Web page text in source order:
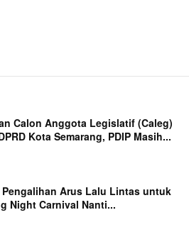
Calon Anggota Legislatif (Caleg)
Kota Semarang, PDIP Masih...
Arus Lalu Lintas untuk
Night Carnival Nanti...